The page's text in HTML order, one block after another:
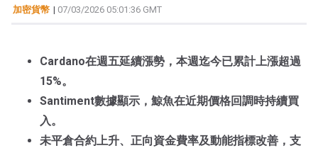
加密貨幣 | 07/03/2026 05:01:36 GMT
Cardano在週五延續漲勢，本週迄今已累計上漲超過
15%。
Santiment數據顯示，鯨魚在近期價格回調時持續買
入。
未平倉合約上升、正向資金費率及動能指標改善，支